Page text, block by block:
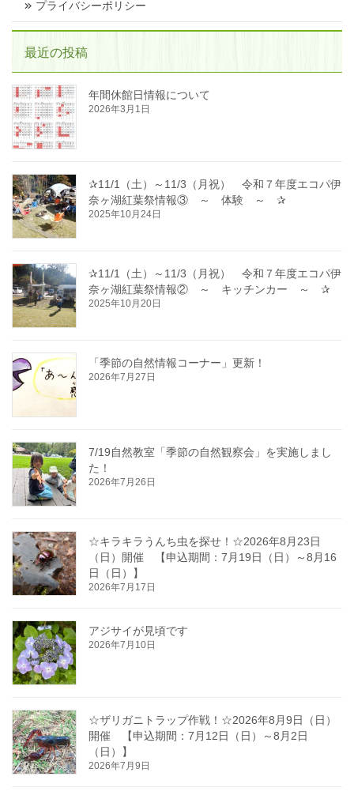
プライバシーポリシー
最近の投稿
年間休館日情報について
2026年3月1日
✰11/1（土）～11/3（月祝） 令和７年度エコパ伊
奈ヶ湖紅葉祭情報③ ～ 体験 ～ ✰
2025年10月24日
✰11/1（土）～11/3（月祝） 令和７年度エコパ伊
奈ヶ湖紅葉祭情報② ～ キッチンカー ～ ✰
2025年10月20日
「季節の自然情報コーナー」更新！
2026年7月27日
7/19自然教室「季節の自然観察会」を実施しまし
た！
2026年7月26日
☆キラキラうんち虫を探せ！☆2026年8月23日
（日）開催 【申込期間：7月19日（日）～8月16
日（日）】
2026年7月17日
アジサイが見頃です
2026年7月10日
☆ザリガニトラップ作戦！☆2026年8月9日（日）
開催 【申込期間：7月12日（日）～8月2日
（日）】
2026年7月9日